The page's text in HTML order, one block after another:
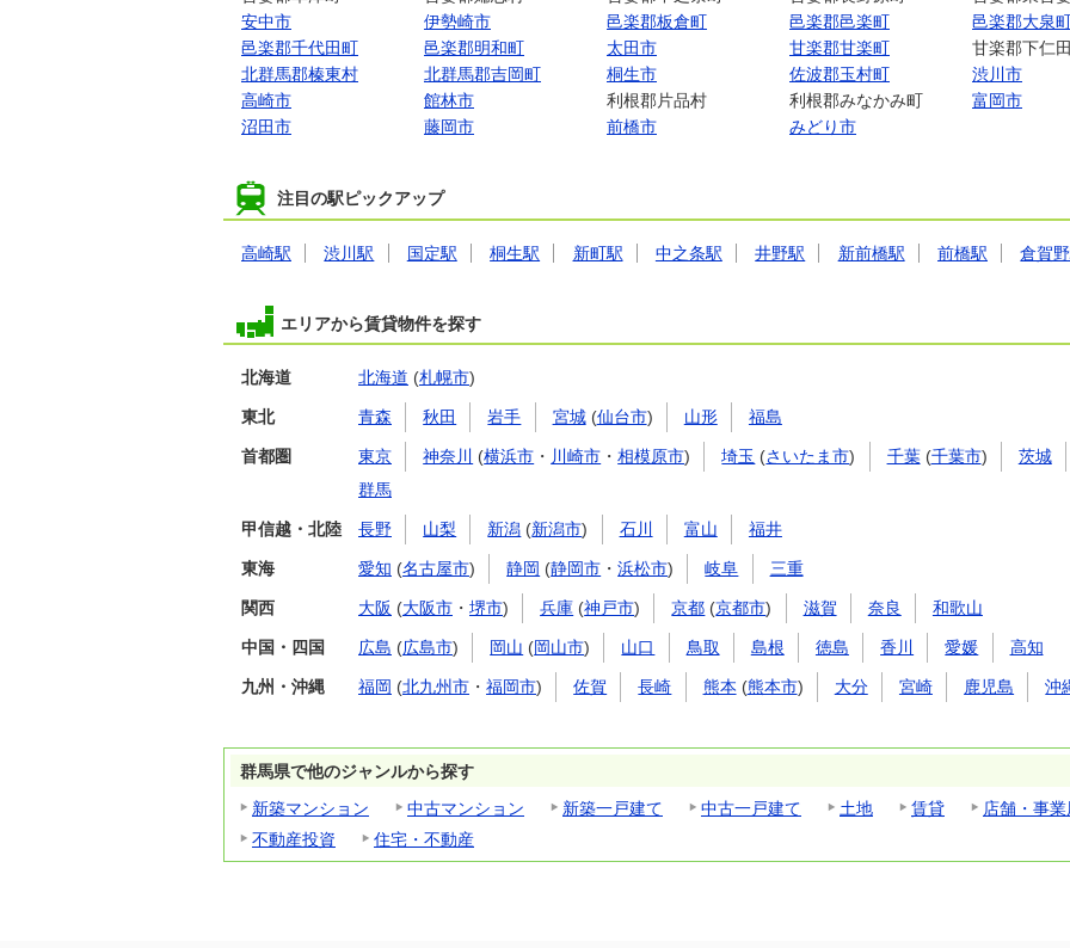
安中市
伊勢崎市 邑楽郡板倉町 邑楽郡邑楽町
邑楽郡大泉
邑楽郡千代田町
邑楽郡明和町 太田市 甘楽郡甘楽町
甘楽郡下仁
北群馬郡榛東村
北群馬郡吉岡町 桐生市 佐波郡玉村町
渋川市
高崎市
館林市 利根郡片品村 利根郡みなかみ町
富岡市
沼田市
藤岡市 前橋市 みどり市
注目の駅ピックアップ
高崎駅 渋川駅 国定駅 桐生駅 新町駅 中之条駅 井野駅 新前橋駅 前橋駅 倉賀
エリアから賃貸物件を探す
北海道 北海道 (札幌市)
東北 青森 秋田 岩手 宮城(仙台市) 山形 福島
首都圏 東京 神奈川 (横浜市 ・ 川崎市 ・相模原市) 埼玉 (さいたま市) 千葉(千葉市) 茨城
群馬
甲信越・北陸 長野 山梨 新潟 (新潟市) 石川 富山 福井
東海 愛知 (名古屋市) 静岡 (静岡市 ・浜松市) 岐阜 三重
関西 大阪 (大阪市 ・ 堺市) 兵庫 (神戸市) 京都 (京都市) 滋賀 奈良 和歌山
中国・四国 広島 (広島市) 岡山 (岡山市) 山口 鳥取 島根 徳島 香川 愛媛 高知
九州・沖縄 福岡 (北九州市 ・ 福岡市) 佐賀 長崎 熊本 (熊本市) 大分 宮崎 鹿児島 沖
群馬県で他のジャンルから探す
新築マンション
中古マンション 新築一戸建て 中古一戸建て 土地 賃貸
店舗・事業
不動産投資
住宅・不動産